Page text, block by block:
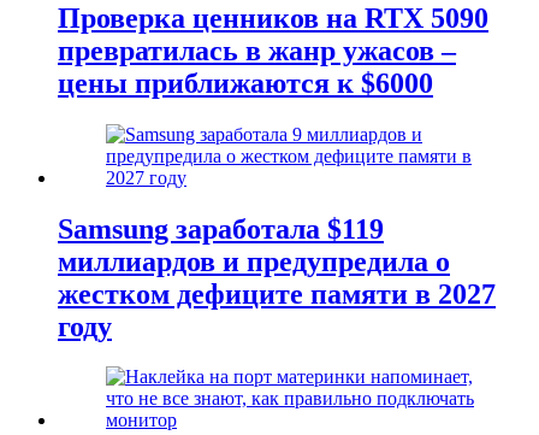
Проверка ценников на RTX 5090
превратилась в жанр ужасов –
цены приближаются к $6000
Samsung заработала $119
миллиардов и предупредила о
жестком дефиците памяти в 2027
году